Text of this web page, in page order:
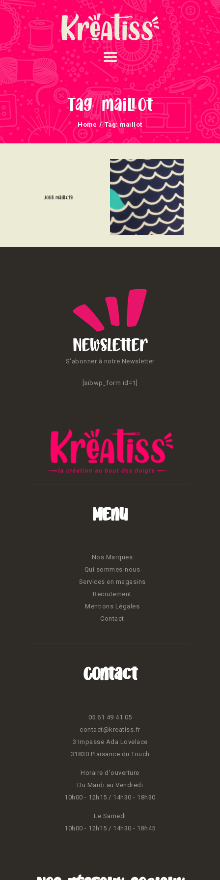
Tag: maillot
Home Tag: maillot
ACCUEIL
NOS UNIVERS
ARRIVAGES
ATELIERS ET
ÉVÈNEMENTS
INFOS ÉVÈNEMENTS
NEWSLETTERS
NOUS SOUTENONS
Jolis maillots!
Newsletter
S'abonner à notre Newsletter
[sibwp_form id=1]
Menu
Nos Marques
Qui sommes-nous
Services en magasins
Recrutement
Mentions Légales
Contact
Contact
05 61 49 41 05
contact@kreatiss.fr
3 Impasse Ada Lovelace
31830 Plaisance du Touch
Horaire d'ouverture
Du Mardi au Vendredi
10h00 - 12h15 / 14h30 - 18h30
Le Samedi
10h00 - 12h15 / 14h30 - 18h45